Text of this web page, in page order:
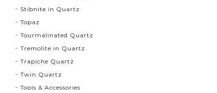
Stibnite in Quartz
Topaz
Tourmalinated Quartz
Tremolite in Quartz
Trapiche Quartz
Twin Quartz
Tools & Accessories